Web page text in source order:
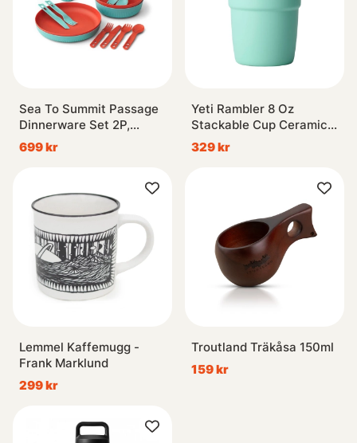
Sea To Summit Passage
Dinnerware Set 2P,
14pcs Blue + Orange
699 kr
Yeti Rambler 8 Oz
Stackable Cup Ceramic -
Seafoam
329 kr
Lemmel Kaffemugg -
Frank Marklund
299 kr
Troutland Träkåsa 150ml
159 kr